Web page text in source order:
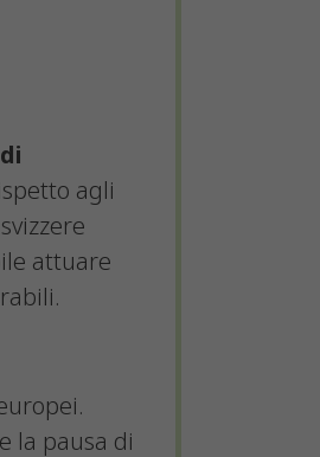
agli
attuare
la pausa di